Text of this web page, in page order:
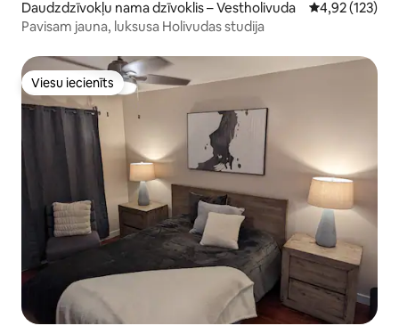
augstienes metro stacija. 101 un 170
automaģistrāles. Autostāvvieta uz ielas,
termostata vadība no viedtelevīzijas.
Daudzdzīvokļu nama dzīvoklis – Vestholivuda Vidējais
4,92 (123)
Pavisam jauna, luksusa Holivudas studija
Viesu iecienīts
Viesu iecienīts